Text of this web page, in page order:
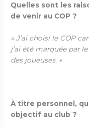
Quelles sont les
de venir au COP ?
« J’ai choisi le COP
j’ai été marquée par
des joueuses. »
À titre personnel,
objectif au club ?